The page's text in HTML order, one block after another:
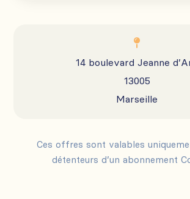

14 boulevard Jeanne
13005
Marseille
Ces offres sont valables
détenteurs d’un abonnement